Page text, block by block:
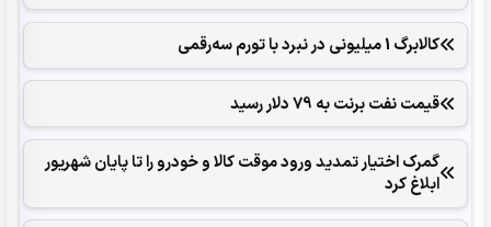
کالابرگ 1 میلیونی در نبرد با تورم سه‌رقمی
قیمت نفت برنت به 79 دلار رسید
گمرک اختیار تمدید ورود موقت کالا و خودرو را تا پایان شهریور
ابلاغ کرد